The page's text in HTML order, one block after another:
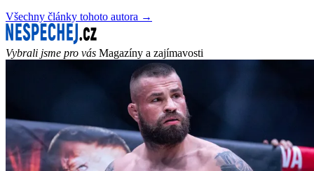
Všechny články tohoto autora →
Vybrali jsme pro vás Magazíny a zajímavosti